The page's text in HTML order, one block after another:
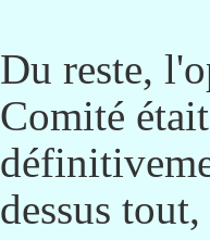
Du reste,
Comité
dessus